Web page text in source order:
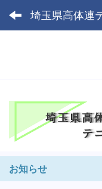
埼玉県高体連
お知らせ